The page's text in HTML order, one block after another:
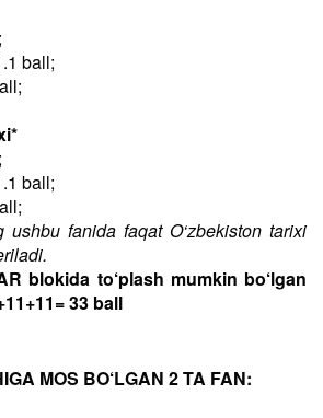
ball;
ball;
ushbu fanida faqat O‘zbekiston tarixi
blokida to‘plash mumkin bo‘lgan
33 ball
MOS BO‘LGAN 2 TA FAN: